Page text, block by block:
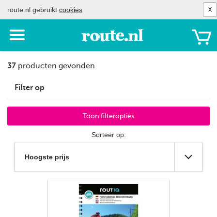
route.nl gebruikt cookies X
Toon
het
menu
37 producten gevonden
Filter op
Natuurmonumenten
Toon filteropties
Sorteer op: